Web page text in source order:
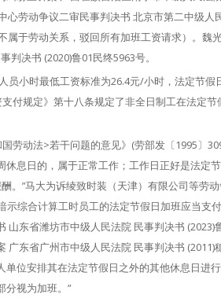
劳动争议二审民事判决书 北京市第二中级人
属于劳动关系，驳回所有加班工资请求）。魏
决书 (2020)鲁01民终5963号。
员小时最低工资标准为26.4元/小时，法定节
付规定》第十八条规定了非全日制工在法定
劳动法>若干问题的意见》(劳部发〔1995〕
息日的，属于正常工作；工作日正好是法定
。”马大为诉绫致时装（天津）有限公司等劳
示综合计算工时员工的法定节假日加班应当支
山东省潍坊市中级人民法院 民事判决书 (2023)
东省广州市中级人民法院 民事判决书 (2011)
位安排其在法定节假日之外的其他休息日进
分视为加班。”